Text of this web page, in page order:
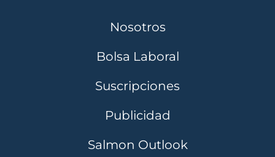
Nosotros
Bolsa Laboral
Suscripciones
Publicidad
Salmon Outlook